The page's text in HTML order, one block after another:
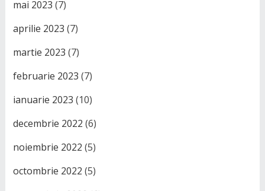
mai 2023 (7)
aprilie 2023 (7)
martie 2023 (7)
februarie 2023 (7)
ianuarie 2023 (10)
decembrie 2022 (6)
noiembrie 2022 (5)
octombrie 2022 (5)